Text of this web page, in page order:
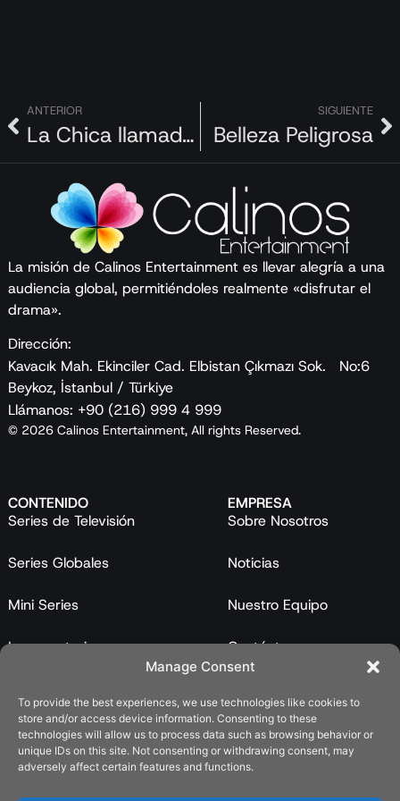
Manage Consent
To provide the best experiences, we use technologies like cookies to
store and/or access device information. Consenting to these
technologies will allow us to process data such as browsing behavior or
unique IDs on this site. Not consenting or withdrawing consent, may
adversely affect certain features and functions.
ANTERIOR
La Chica llamada Feriha
SIGUIENTE
Belleza Peligrosa
La misión de Calinos Entertainment es llevar alegría a una
audiencia global, permitiéndoles realmente «disfrutar el
drama».
Dirección:
Kavacık Mah. Ekinciler Cad. Elbistan Çıkmazı Sok. No:6
Beykoz, İstanbul / Türkiye
Llámanos: +90 (216) 999 4 999
© 2026 Calinos Entertainment, All rights Reserved.
CONTENIDO
Series de Televisión
Series Globales
Mini Series
Largometrajes
Catálogo
EMPRESA
Sobre Nosotros
Noticias
Nuestro Equipo
Contáctanos
LEGAL